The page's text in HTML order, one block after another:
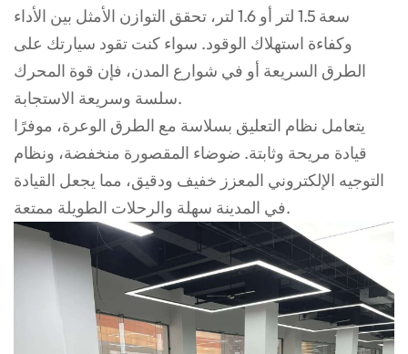
سعة 1.5 لتر أو 1.6 لتر، تحقق التوازن الأمثل بين الأداء
وكفاءة استهلاك الوقود. سواء كنت تقود سيارتك على
الطرق السريعة أو في شوارع المدن، فإن قوة المحرك
سلسة وسريعة الاستجابة.
يتعامل نظام التعليق بسلاسة مع الطرق الوعرة، موفرًا
قيادة مريحة وثابتة. ضوضاء المقصورة منخفضة، ونظام
التوجيه الإلكتروني المعزز خفيف ودقيق، مما يجعل القيادة
في المدينة سهلة والرحلات الطويلة ممتعة.